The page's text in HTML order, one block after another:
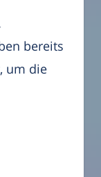
bereits
um die